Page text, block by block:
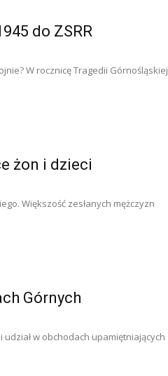
do ZSRR
W rocznicę Tragedii Górnośląskiej
żon i dzieci
Większość zesłanych mężczyzn
Górnych
w obchodach upamiętniających